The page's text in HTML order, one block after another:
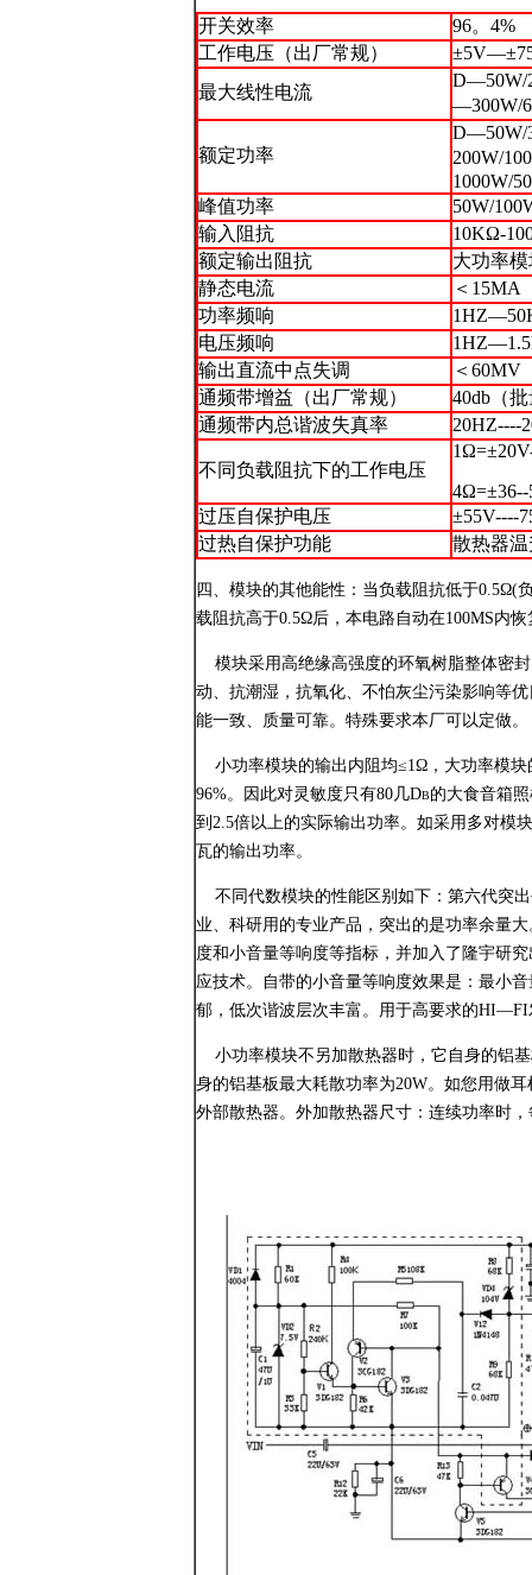
开关效率
96。4%
工作电压（出厂常规）
最大线性电流
D—50W/
—300W/
额定功率
D—50W/
200W/
1000W/
峰值功率
50W/
输入阻抗
10KΩ-
额定输出阻抗
大功率
静态电流
＜15MA
功率频响
电压频响
输出直流中点失调
＜60MV
通频带增益（出厂常规）
40db（
通频带内总谐波失真率
20HZ----
不同负载阻抗下的工作电压
过压自保护电压
±55V----
过热自保护功能
散热器
四、模块的其他能性：当负载阻抗低于0.5Ω(
载阻抗高于0.5Ω后，本电路自动在100MS内
模块采用高绝缘高强度的环氧树脂整体密
动、抗潮湿，抗氧化、不怕灰尘污染影响等
能一致、质量可靠。特殊要求本厂可以定做。
小功率模块的输出内阻均≤1Ω，大功率模块
96%。因此对灵敏度只有80几db的大食音箱
到2.5倍以上的实际输出功率。如采用多对模
瓦的输出功率。
不同代数模块的性能区别如下：第六代突
业、科研用的专业产品，突出的是功率余量
度和小音量等响度等指标，并加入了隆宇研
应技术。自带的小音量等响度效果是：最小
郁，低次谐波层次丰富。用于高要求的
小功率模块不另加散热器时，它自身的铝
身的铝基板最大耗散功率为20W。如您用做
外部散热器。外加散热器尺寸：连续功率时